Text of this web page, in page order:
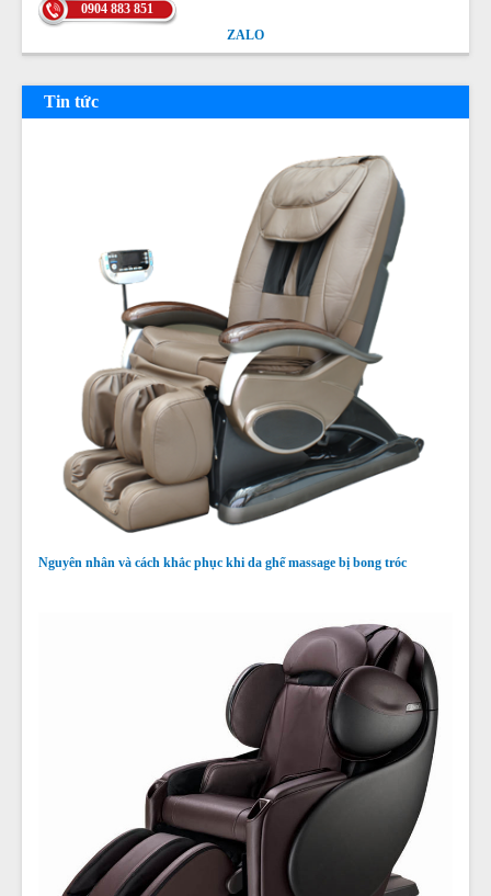
0904 883 851
ZALO
Tin tức
Nguyên nhân và cách khắc phục khi da ghế massage bị bong tróc